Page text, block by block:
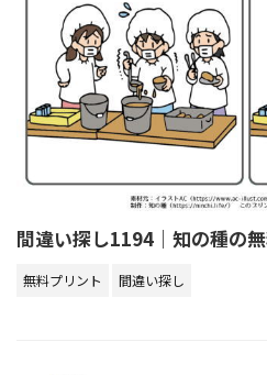
間違い探し1194｜知の種の
無料プリント 間違い探し